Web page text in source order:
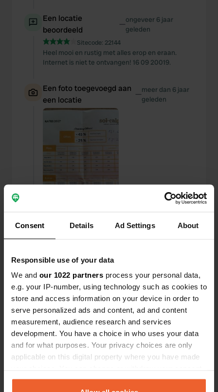
Consent Details Ad Settings About
Responsible use of your data
We and our 1022 partners process your personal data,
e.g. your IP-number, using technology such as cookies to
store and access information on your device in order to
serve personalized ads and content, ad and content
measurement, audience research and services
development. You have a choice in who uses your data
and for what purposes. Your privacy choices are only
applicable on this digital property where you have made
any time from the Cookie Declaration or by clicking on
Een locatie
beoordeeld
—ongeveer 6 jaar
geleden
Sitecode: 22144
Heel mooi en rustig met alles erop en eraan.
Internet is niet te ontvangen! 16 09 20019.
Een foto toegevoegd aan
een locatie
—meer dan 6 jaar
geleden
Een locatie beoordeeld
Sitecode: 22139
Heel mooi plekje voor wie van luid klokkengelui
houdt, dag en nacht om de drie uur.
Een locatie beoordeeld—bijna 7 jaar geleden
Sitecode:1471
2 september 2019. Mooie plaats,geen
satelietontvangst.
Een locatie beoordeeld—bijna 7 jaar geleden